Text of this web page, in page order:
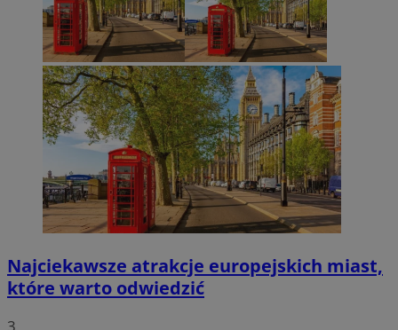
Najciekawsze atrakcje europejskich miast,
które warto odwiedzić